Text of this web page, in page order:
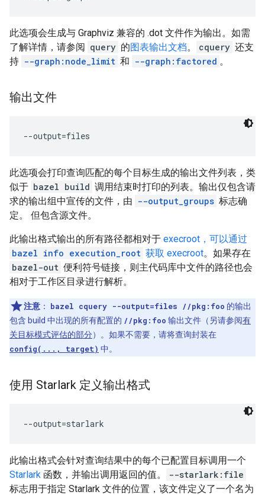
此选项会生成与 Graphviz 兼容的 .dot 文件作为输出。如需
了解详情，请参阅 query 的图表输出文档。 cquery 还支
持 --graph:node_limit 和 --graph:factored 。
输出文件
此选项会打印查询匹配的每个目标生成的输出文件列表，类
似于 bazel build 调用结束时打印的列表。输出仅包含请
求的输出组中宣传的文件，由 --output_groups 标志确
定。 但包含源文件。
此输出格式输出的所有路径都相对于 execroot，可以通过
bazel info execution_root 获取 execroot。如果存在
bazel-out 便利符号链接，则主代码库中文件的路径也会
相对于工作区目录进行解析。
注意 ： bazel cquery --output=files //pkg:foo 的输出
包含 build 中出现的所有配置的 //pkg:foo 输出文件（另请参阅有
关目标模式评估的部分）。 如果不需要，请将查询封装在
config(..., target) 中。
使用 Starlark 定义输出格式
此输出格式会针对查询结果中的每个已配置目标调用一个
Starlark 函数，并输出调用返回的值。
--starlark:file
标志用于指定 Starlark 文件的位置，该文件定义了一个名为